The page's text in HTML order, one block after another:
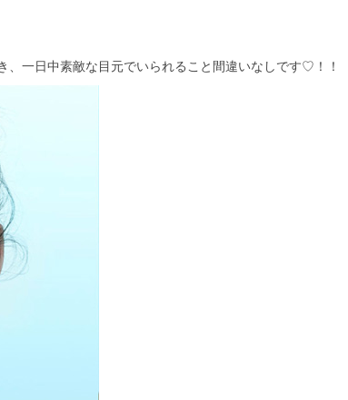
、一日中素敵な目元でいられること間違いなしです♡！！